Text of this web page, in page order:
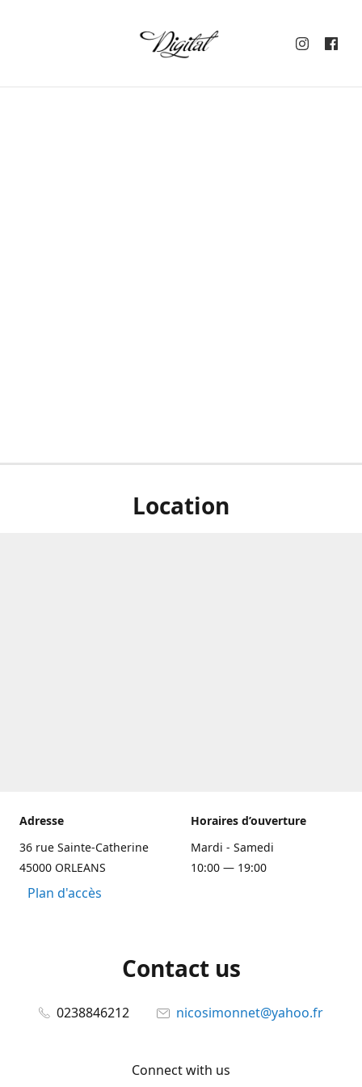
Location
Adresse
36 rue Sainte-Catherine
45000 ORLEANS
Plan d'accès
Horaires d’ouverture
Mardi - Samedi
10:00 — 19:00
Contact us
0238846212 nicosimonnet@yahoo.fr
Connect with us